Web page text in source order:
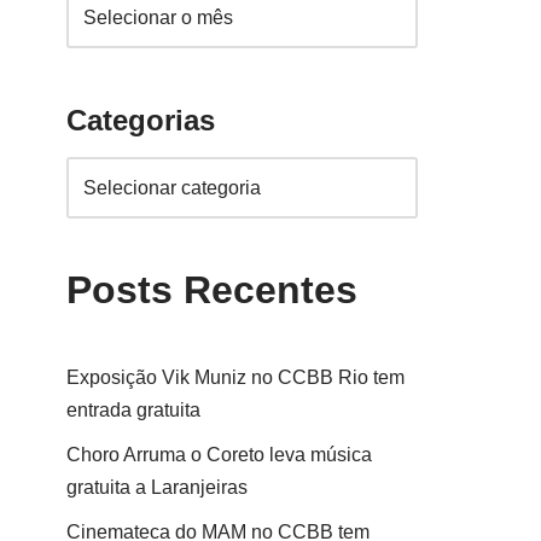
Categorias
Posts Recentes
Exposição Vik Muniz no CCBB Rio tem
entrada gratuita
Choro Arruma o Coreto leva música
gratuita a Laranjeiras
Cinemateca do MAM no CCBB tem